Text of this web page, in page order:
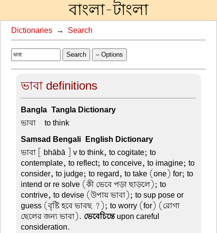
বাংলা-টাংলা
Dictionaries → Search
Search – Options
ভাবা definitions
Bangla-Tangla Dictionary
ভাবা –to think
Samsad Bengali-English Dictionary
ভাবা [ bhābā ] v to think, to cogitate; to
contemplate, to reflect; to conceive, to imagine; to
consider, to judge; to regard, to take (one) for; to
intend or re solve (কী ভেবে পড়া ছাড়লে); to
contrive, to devise (উপায় ভাবা); to sup pose or
guess (বৃষ্টি হবে ভাবছ ?); to worry (for) (রোগা
ছেলের জন্য ভাবা). ভেবেচিন্তেupon careful
consideration.